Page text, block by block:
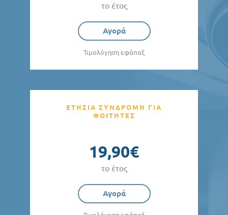
το έτος
Αγορά
Τιμολόγηση εφάπαξ
ΕΤΗΣΙΑ ΣΥΝΔΡΟΜΗ ΓΙΑ
ΦΟΙΤΗΤΕΣ
19,90€
το έτος
Αγορά